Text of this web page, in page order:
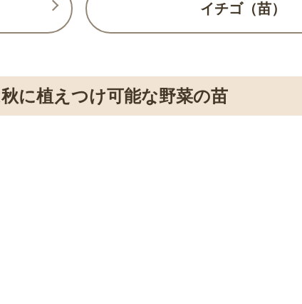
イチゴ（苗）
に植えつけ可能な野菜の苗